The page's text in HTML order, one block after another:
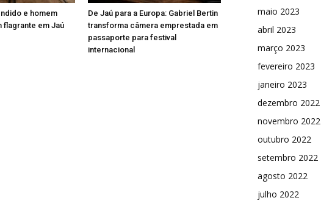
e homem
flagrante em Jaú
De Jaú para a Europa: Gabriel Bertin
transforma câmera emprestada em
passaporte para festival
internacional
maio 2023
abril 2023
março 2023
fevereiro 2023
janeiro 2023
dezembro 2022
novembro 2022
outubro 2022
setembro 2022
agosto 2022
julho 2022